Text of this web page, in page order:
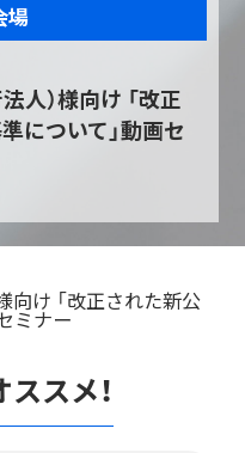
場
人）様向け 「改正
について」動画セ
向け 「改正された新公
ミナー
スメ！